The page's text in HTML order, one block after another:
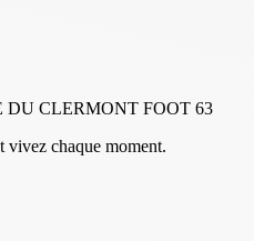
DU CLERMONT FOOT 63
vivez chaque moment.